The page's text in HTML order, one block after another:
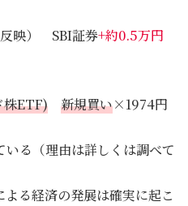
反映） SBI証券+約0.5万円
株ETF)
新規買い×1974円
る（理由は詳しくは調べて
る経済の発展は確実に起こ